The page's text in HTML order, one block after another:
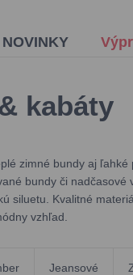
NOVINKY
kabáty
zimné bundy aj
bundy či
siluetu. Kvalitné
vzhľad.
Jeansové